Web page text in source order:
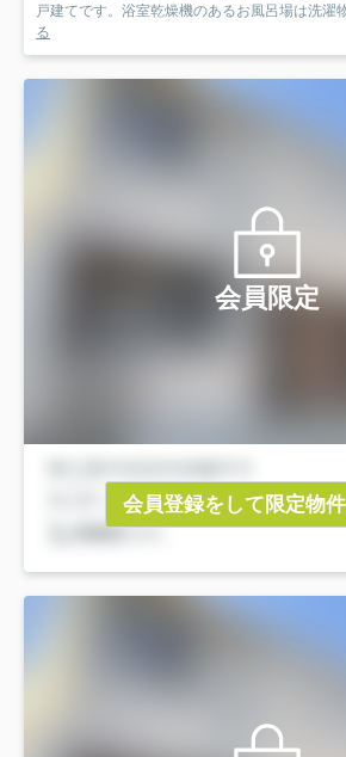
戸建てです。浴室乾燥機のあるお風呂場は洗濯
る
会員限定
会員登録をして限定物